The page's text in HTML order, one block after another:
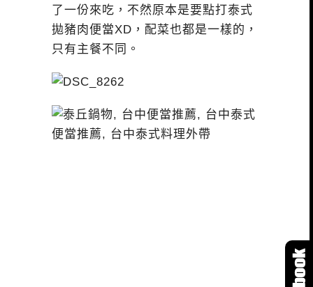
了一份來吃，不然原本是要點打泰式
拋豬肉便當XD，配菜也都是一樣的，
只有主餐不同。